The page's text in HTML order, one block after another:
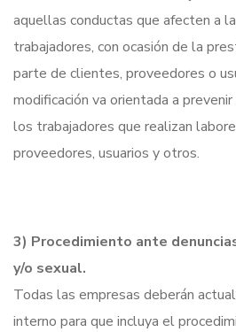
aquellas conductas que afecten a
trabajadores, con ocasión de la
parte de clientes, proveedores o
modificación va orientada a
los trabajadores que realizan
proveedores, usuarios y otros.
3) Procedimiento ante
y/o sexual.
Todas las empresas deberán
interno para que incluya el